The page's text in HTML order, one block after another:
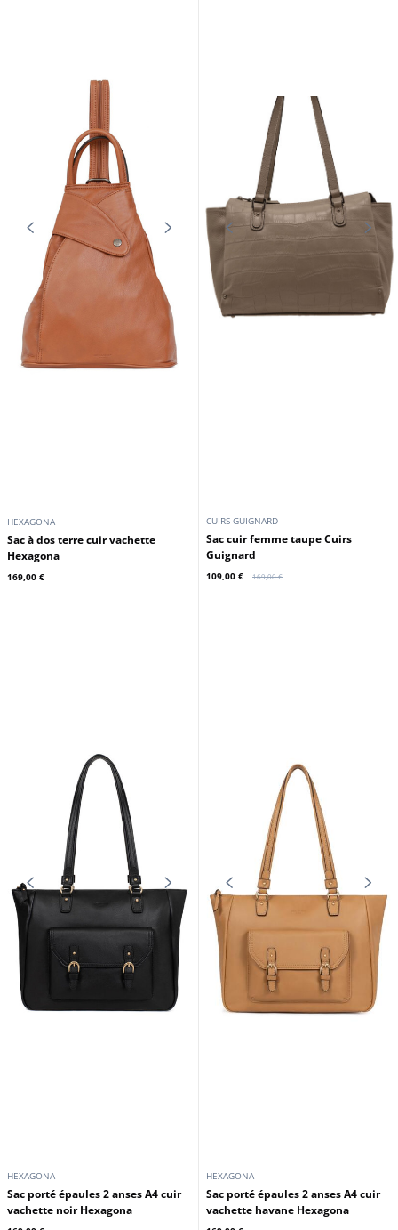
HEXAGONA
Sac à dos terre cuir vachette
Hexagona
169,00 €
CUIRS GUIGNARD
Sac cuir femme taupe Cuirs
Guignard
109,00 € 169,00 €
HEXAGONA
Sac porté épaules 2 anses A4 cuir
vachette noir Hexagona
HEXAGONA
Sac porté épaules 2 anses A4 cuir
vachette havane Hexagona